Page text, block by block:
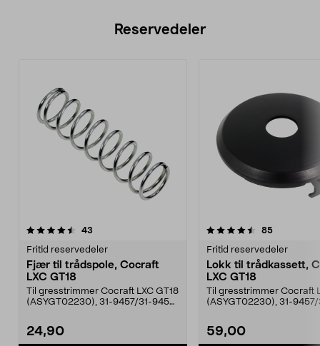
Reservedeler
43
Fritid reservedeler
Fjær til trådspole, Cocraft
LXC GT18
Til gresstrimmer Cocraft LXC GT18
(ASYGT02230), 31-9457/31-9458
24,90
4.5av 5 stjerner 85
Fritid reservedeler
Lokk til trådkassett,
LXC GT18
Til gresstrimmer Cocraft
(ASYGT02230), 31-
59,00